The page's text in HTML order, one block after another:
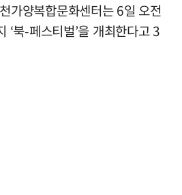
가양복합문화센터는 6일 오전
‘북-페스티벌’을 개최한다고 3